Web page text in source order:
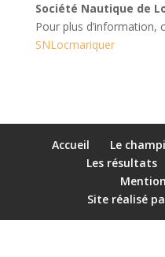
Société Nautique de
Pour plus d’information,
SNLocmariquer
Accueil Le
Les résultats
Site réalisé